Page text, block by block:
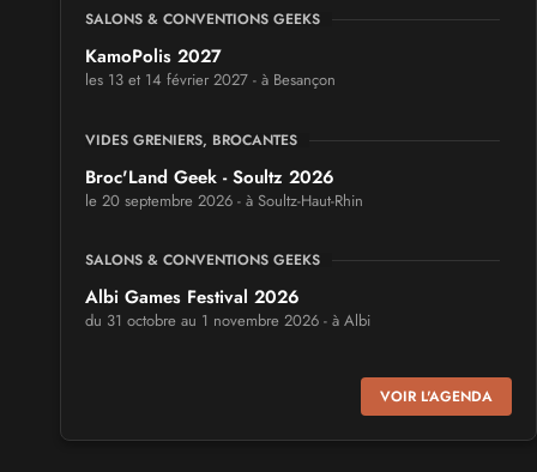
SALONS & CONVENTIONS GEEKS
KamoPolis 2027
les 13 et 14 février 2027 - à Besançon
VIDES GRENIERS, BROCANTES
Broc'Land Geek - Soultz 2026
le 20 septembre 2026 - à Soultz-Haut-Rhin
SALONS & CONVENTIONS GEEKS
Albi Games Festival 2026
du 31 octobre au 1 novembre 2026 - à Albi
Virtual Calais - salon du jeu vidéo et des loisirs
numériques 2026
VOIR L'AGENDA